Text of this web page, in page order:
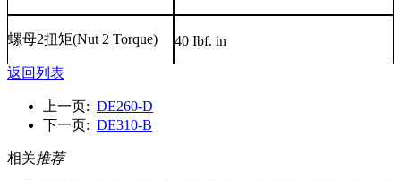
螺母2扭矩(Nut 2 Torque) 40 Ibf. in
返回列表
上一页: DE260-D
下一页: DE310-B
相关推荐